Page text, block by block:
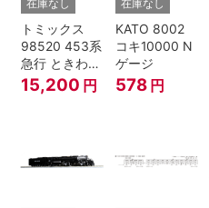
在庫なし
トミックス
98520 453系
急行 ときわ
基本4両セッ
ト Nゲージ
15,200 円
在庫なし
KATO 8002
コキ10000 N
ゲージ
578 円